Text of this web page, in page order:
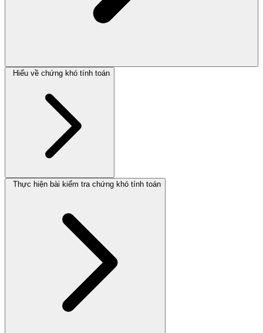
Hiểu về chứng khó tính toán
Thực hiện bài kiểm tra chứng khó tính toán